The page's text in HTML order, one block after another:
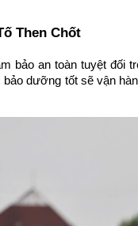
Then Chốt
bảo an toàn tuyệt đối
dưỡng tốt sẽ vận